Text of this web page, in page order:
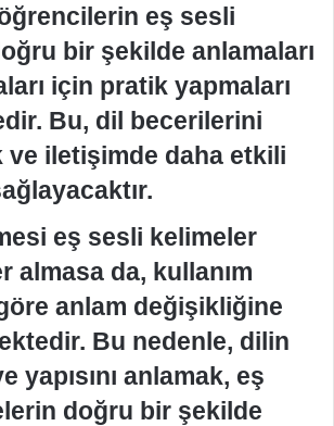
eş sesli
bir şekilde anlamaları
için pratik yapmaları
Bu, dil becerilerini
ve iletişimde daha etkili
eş sesli kelimeler
almasa da, kullanım
anlam değişikliğine
Bu nedenle, dilin
yapısını anlamak, eş
doğru bir şekilde